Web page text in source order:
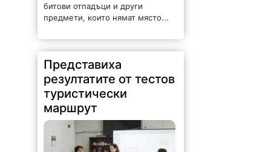
битови отпадъци и други
предмети, които нямат място...
Представиха
резултатите от тестов
туристически
маршрут